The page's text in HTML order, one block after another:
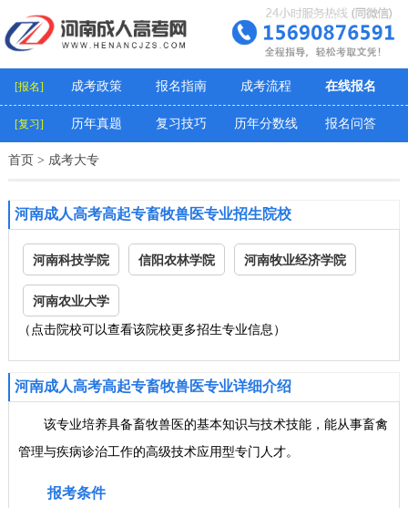
[报名] 成考政策 报名指南 成考流程 在线报名
[复习] 历年真题 复习技巧 历年分数线 报名问答
首页> 成考大专
河南成人高考高起专畜牧兽医专业招生院校
河南科技学院 信阳农林学院 河南牧业经济学院
河南农业大学
（点击院校可以查看该院校更多招生专业信息）
河南成人高考高起专畜牧兽医专业详细介绍
该专业培养具备畜牧兽医的基本知识与技术技能，能从事畜禽
管理与疾病诊治工作的高级技术应用型专门人才。
报考条件